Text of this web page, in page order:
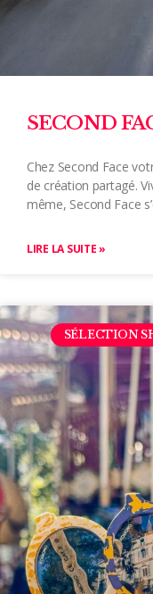
SECOND
Chez Second Face
de création partagé.
même, Second Face
LIRE LA SUITE »
SÉLECTION